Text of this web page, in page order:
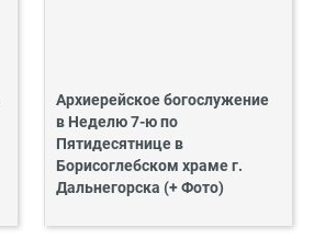
Архиерейское богослужение
в Неделю 7-ю по
Пятидесятнице в
Борисоглебском храме г.
Дальнегорска (+ Фото)